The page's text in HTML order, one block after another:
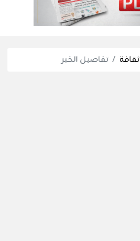
ثقافة تفاصيل الخبر